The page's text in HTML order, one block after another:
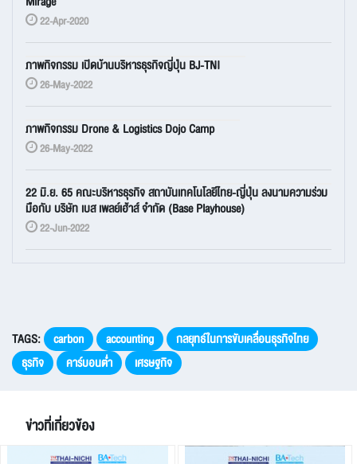
22-Apr-2020
ภาพกิจกรรม เปิดบ้านบริหารธุรกิจญี่ปุ่น BJ-TNI
26-May-2022
ภาพกิจกรรม Drone & Logistics Dojo Camp
26-May-2022
22 มิ.ย. 65 คณะบริหารธุรกิจ สถาบันเทคโนโลยีไทย-ญี่ปุ่น ลงนามความร่วม
มือกับ บริษัท เบส เพลย์เฮ้าส์ จำกัด (Base Playhouse)
22-Jun-2022
TAGS: carbon accounting
กลยุทธ์ในการขับเคลื่อนธุรกิจไทย
ธุรกิจ
คาร์บอนต่ำ เศรษฐกิจ
ข่าวที่เกี่ยวข้อง